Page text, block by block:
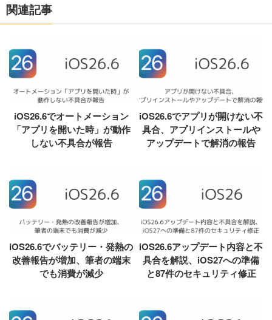
関連記事
iOS26.6でオートメーション
「アプリを開いた時」が動作
しない不具合が報告
iOS26.6でアプリが開けない不
具合、アプリインストールや
アップデートで解消の報告
iOS26.6でバッテリー・発熱の
改善報告が増加、筆者の端末
でも消費が減少
iOS26.6アップデート内容と不
具合を解説、iOS27への準備
と87件のセキュリティ修正